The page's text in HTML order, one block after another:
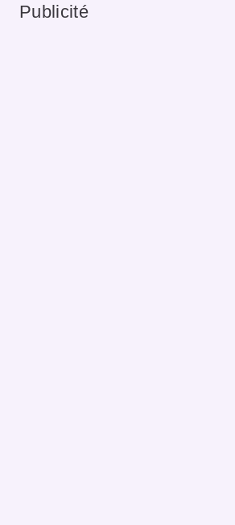
Publicité